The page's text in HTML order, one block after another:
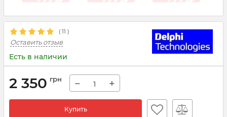
( 11 )
Оставить отзыв
Есть в наличии
2 350 грн − +
Купить